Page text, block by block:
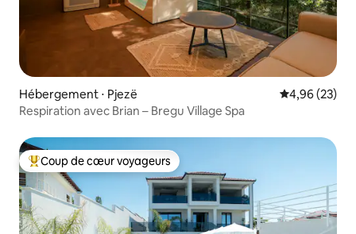
Hébergement ⋅ Pjezë Évaluation
4,96 (23)
Respiration avec Brian – Bregu Village Spa
Coups de cœur voyageurs les plus appréciés
Coup de cœur voyageurs